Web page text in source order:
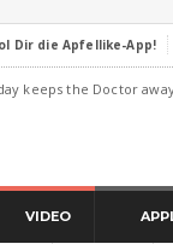
Dir die Apfellike-App!
keeps the Doctor
VIDEO